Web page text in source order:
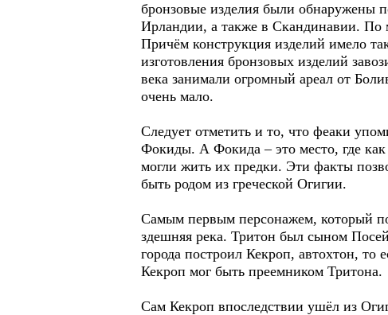
бронзовые изделия были обнаружены
Ирландии, а также в Скандинавии. По
Причём конструкция изделий имело
изготовления бронзовых изделий
века занимали огромный ареал от
очень мало.
Следует отметить и то, что феаки
Фокиды. А Фокида – это место, где
могли жить их предки. Эти факты
быть родом из греческой Огигии.
Самым первым персонажем, который
здешняя река. Тритон был сыном
города построил Кекроп, автохтон, то
Кекроп мог быть преемником Тритона.
Сам Кекроп впоследствии ушёл из